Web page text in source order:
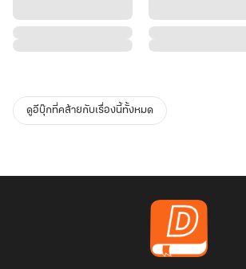
ดูอีบุ๊กที่คล้ายกับเรื่องนี้ทั้งหมด